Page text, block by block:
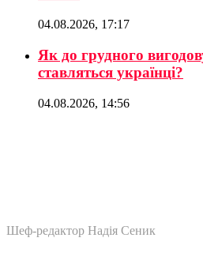
04.08.2026, 17:17
Як до грудного
ставляться українці?
04.08.2026, 14:56
Шеф-редактор Надія Сеник